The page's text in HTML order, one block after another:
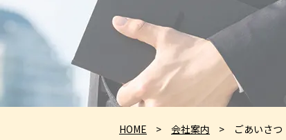
HOME 会社案内 ごあいさつ